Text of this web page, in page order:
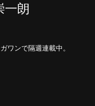
朗
ワンで隔週連載中。